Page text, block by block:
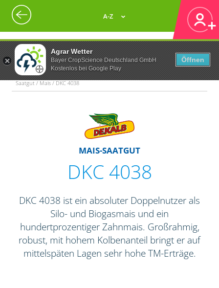
Agrar Wetter
Bayer CropScience Deutschland GmbH
Kostenlos bei Google Play
Öffnen
A-Z
Saatgut / Mais / DKC 4038
MAIS-SAATGUT
DKC 4038
DKC 4038 ist ein absoluter Doppelnutzer als
Silo- und Biogasmais und ein
hundertprozentiger Zahnmais. Großrahmig,
robust, mit hohem Kolbenanteil bringt er auf
mittelspäten Lagen sehr hohe TM-Erträge.